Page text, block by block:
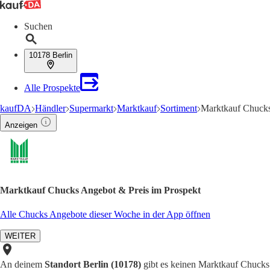
Suchen
10178 Berlin
Alle Prospekte
kaufDA Händler Supermarkt Marktkauf Sortiment Marktkauf
Anzeigen
Marktkauf Chucks Angebot & Preis im Prospekt
Alle Chucks Angebote dieser Woche in der App öffnen
WEITER
An deinem Standort Berlin (10178) gibt es keinen Marktkauf